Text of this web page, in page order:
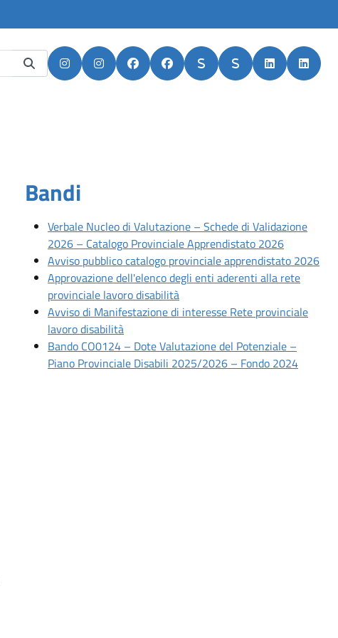
Apri in nuova scheda
Apri in nuova scheda
Apri in nuova scheda
Apri in nuova scheda
Apri in nuova scheda
Apri in nuova scheda
Apri in nuova
Apri in
Bandi
Articoli recenti
Verbale Nucleo di Valutazione – Schede di Validazione
2026 – Catalogo Provinciale Apprendistato 2026Apri
Avviso pubblico catalogo provinciale apprendistato 2026
Approvazione dell'elenco degli enti aderenti alla rete
provinciale lavoro disabilitàApri articolo: Approvazione
Avviso di Manifestazione di interesse Rete provinciale
lavoro disabilitàApri articolo: Avviso di Manifestazione di
Bando CO0124 – Dote Valutazione del Potenziale –
Piano Provinciale Disabili 2025/2026 – Fondo 2024Apri